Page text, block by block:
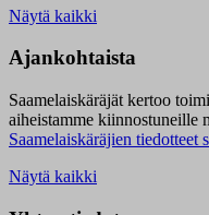
Näytä kaikki
Ajankohtaista
Saamelaiskäräjät kertoo
aiheistamme kiinnostuneille
Saamelaiskäräjien tiedotteet
Näytä kaikki